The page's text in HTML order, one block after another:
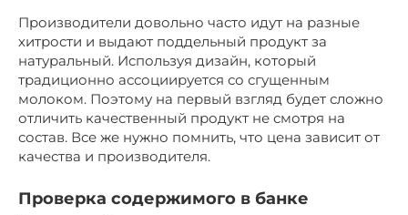
Производители довольно часто идут на разные
хитрости и выдают поддельный продукт за
натуральный. Используя дизайн, который
традиционно ассоциируется со сгущенным
молоком. Поэтому на первый взгляд будет сложно
отличить качественный продукт не смотря на
состав. Все же нужно помнить, что цена зависит от
качества и производителя.
Проверка содержимого в банке